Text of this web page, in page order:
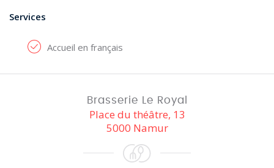
Services
Accueil en français
Brasserie Le Royal
Place du théâtre, 13
5000 Namur